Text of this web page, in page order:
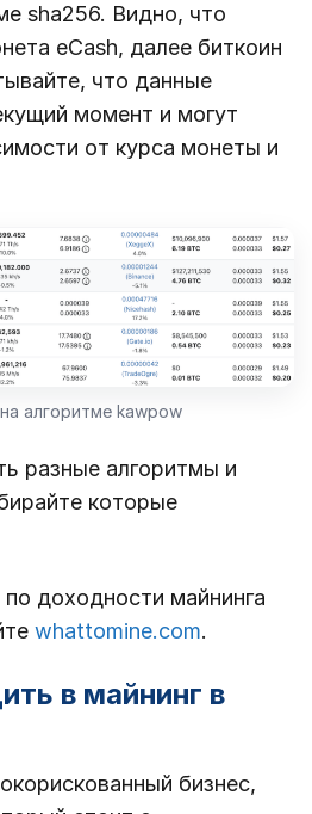
sha256. Видно, что
eCash, далее биткоин
что данные
момент и могут
от курса монеты и
алгоритме kawpow
разные алгоритмы и
которые
доходности майнинга
whattomine.com.
в майнинг в
бизнес,